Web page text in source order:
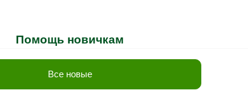
Помощь новичкам
Все новые